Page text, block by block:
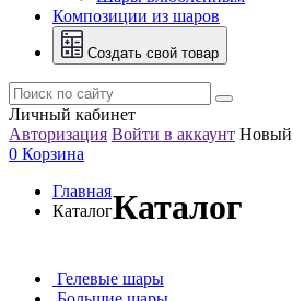
Композиции из шаров
Создать свой товар
Личный кабинет
Авторизация Войти в аккаунт Новый
0 Корзина
Главная
КаталогКаталог
Гелевые шары